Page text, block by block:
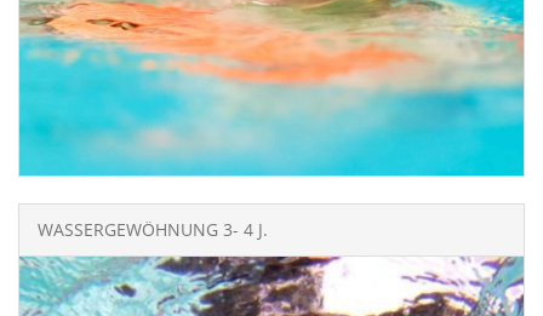
WASSERGEWÖHNUNG 3- 4 J.